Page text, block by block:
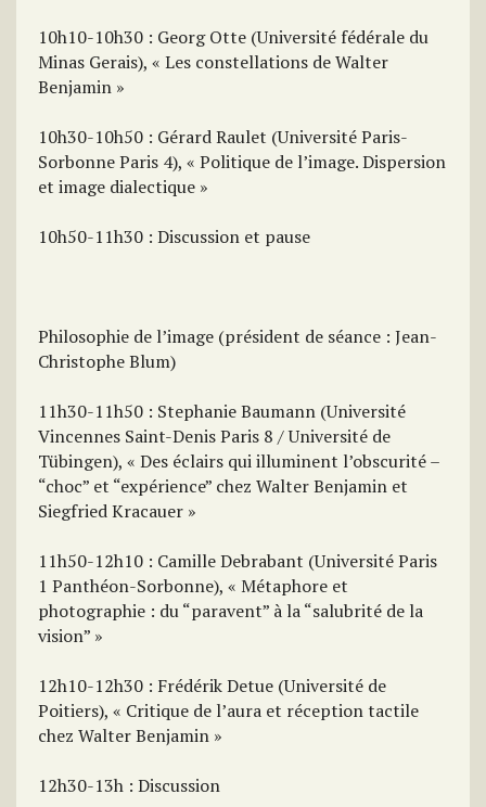
10h10-10h30 : Georg Otte (Université fédérale du
Minas Gerais), « Les constellations de Walter
Benjamin »
10h30-10h50 : Gérard Raulet (Université Paris-
Sorbonne Paris 4), « Politique de l’image. Dispersion
et image dialectique »
10h50-11h30 : Discussion et pause
Philosophie de l’image (président de séance : Jean-
Christophe Blum)
11h30-11h50 : Stephanie Baumann (Université
Vincennes Saint-Denis Paris 8 / Université de
Tübingen), « Des éclairs qui illuminent l’obscurité –
“choc” et “expérience” chez Walter Benjamin et
Siegfried Kracauer »
11h50-12h10 : Camille Debrabant (Université Paris
1 Panthéon-Sorbonne), « Métaphore et
photographie : du “paravent” à la “salubrité de la
vision” »
12h10-12h30 : Frédérik Detue (Université de
Poitiers), « Critique de l’aura et réception tactile
chez Walter Benjamin »
12h30-13h : Discussion